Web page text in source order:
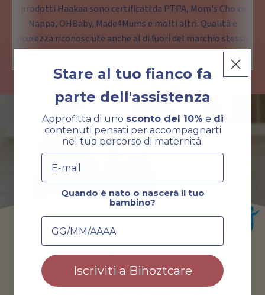
I prodotti Haakaa sono certificati da PTPA, Mom's Choice,
Nappa, OHBaby, Made4Mums e molti altri. Qualità e
sicurezza riconosciute anche al di fuori del marchio stesso.
Bihotzcare è distributore ufficiale di Haakaa in Spagna.
Quello che provi quando lo usi è
ora confermato anche dagli
esperti e da altre mamme
L'H9 E-Ladybugha ricevuto due riconoscimenti
Stare al tuo fianco fa
parte dell'assistenza
Approfitta di uno sconto del 10% e di
contenuti pensati per accompagnarti
nel tuo percorso di maternità.
E-mail
Quando è nato o nascerà il tuo
bambino?
Data di nascita
Iscriviti a Bihoztcare